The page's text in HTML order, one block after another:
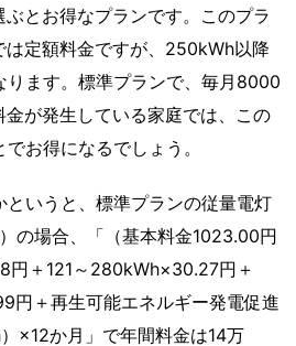
とお得なプランです。このプラ
定額料金ですが、250kWh以降
ります。標準プランで、毎月8000
が発生している家庭では、この
お得になるでしょう。
というと、標準プランの従量電灯
の場合、「（基本料金1023.00円
円＋121～280kWh×30.27円＋
円＋再生可能エネルギー発電促進
×12か月」で年間料金は14万